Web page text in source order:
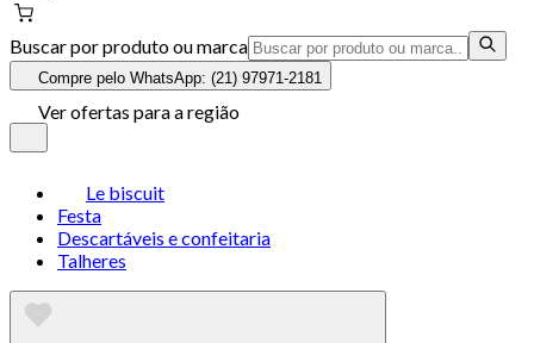
Buscar por produto ou marca
Compre pelo WhatsApp: (21) 97971-2181
Ver ofertas para a região
Le biscuit
Festa
Descartáveis e confeitaria
Talheres